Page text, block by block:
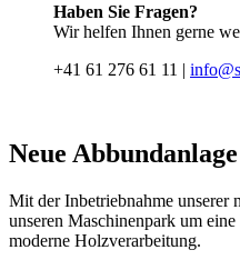
Haben Sie Fragen?
Wir helfen Ihnen gerne
+41 61 276 61 11 |
Neue
Mit der Inbetriebnahme unserer
unseren Maschinenpark um
moderne Holzverarbeitung.